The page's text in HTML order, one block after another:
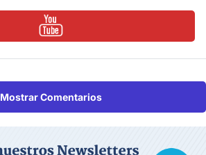
Mostrar Comentarios